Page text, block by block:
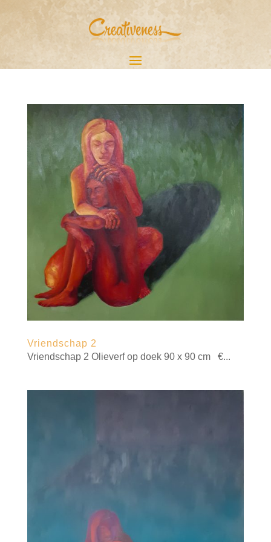
Vriendschap 2
Vriendschap 2 Olieverf op doek 90 x 90 cm €...